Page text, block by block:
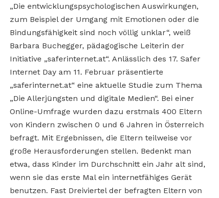
„Die entwicklungspsychologischen Auswirkungen,
zum Beispiel der Umgang mit Emotionen oder die
Bindungsfähigkeit sind noch völlig unklar“, weiß
Barbara Buchegger, pädagogische Leiterin der
Initiative „saferinternet.at“. Anlässlich des 17. Safer
Internet Day am 11. Februar präsentierte
„saferinternet.at“ eine aktuelle Studie zum Thema
„Die Allerjüngsten und digitale Medien“. Bei einer
Online-Umfrage wurden dazu erstmals 400 Eltern
von Kindern zwischen 0 und 6 Jahren in Österreich
befragt. Mit Ergebnissen, die Eltern teilweise vor
große Herausforderungen stellen. Bedenkt man
etwa, dass Kinder im Durchschnitt ein Jahr alt sind,
wenn sie das erste Mal ein internetfähiges Gerät
benutzen. Fast Dreiviertel der befragten Eltern von